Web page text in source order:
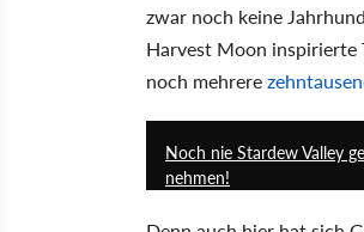
zwar noch keine
Harvest Moon
noch mehrere
Noch nie Stardew Valley
nehmen!